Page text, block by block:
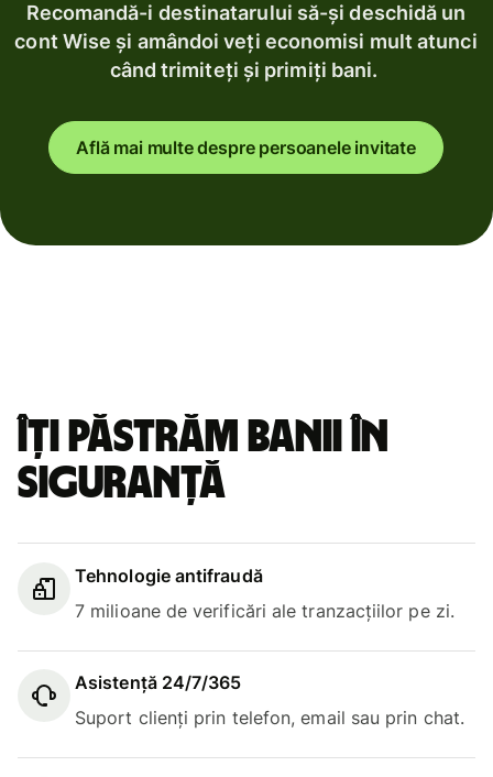
Recomandă-i destinatarului să-și deschidă un
cont Wise și amândoi veți economisi mult atunci
când trimiteți și primiți bani.
Află mai multe despre persoanele invitate
Îți păstrăm banii în
siguranță
Tehnologie antifraudă
7 milioane de verificări ale tranzacțiilor pe zi.
Asistență 24/7/365
Suport clienți prin telefon, email sau prin chat.